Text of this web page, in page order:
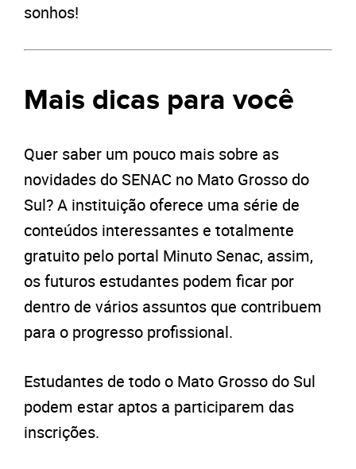
sonhos!
Mais dicas para você
Quer saber um pouco mais sobre as
novidades do SENAC no Mato Grosso do
Sul? A instituição oferece uma série de
conteúdos interessantes e totalmente
gratuito pelo portal Minuto Senac, assim,
os futuros estudantes podem ficar por
dentro de vários assuntos que contribuem
para o progresso profissional.
Estudantes de todo o Mato Grosso do Sul
podem estar aptos a participarem das
inscrições.